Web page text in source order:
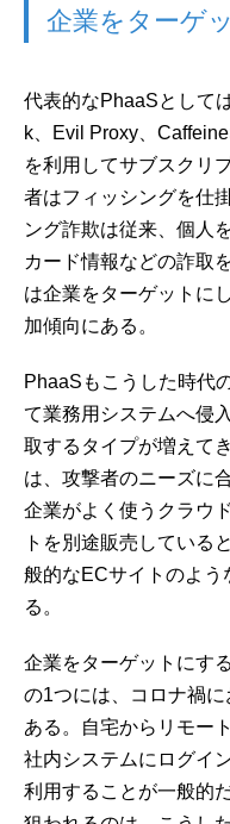
企業をターゲ
代表的なPhaaSとして
k、Evil Proxy、
を利用してサブスクリ
者はフィッシングを仕
ング詐欺は従来、個人
カード情報などの詐取
は企業をターゲットに
加傾向にある。
PhaaSもこうした時代
て業務用システムへ侵
取するタイプが増えて
は、攻撃者のニーズに
企業がよく使うクラウ
トを別途販売している
般的なECサイトのよう
る。
企業をターゲットにす
の1つには、コロナ禍
ある。自宅からリモー
社内システムにログイ
利用することが一般的